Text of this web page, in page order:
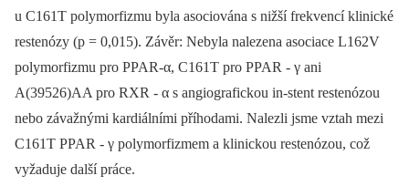
u C161T polymorfizmu byla asociována s nižší frekvencí klinické
restenózy (p = 0,015). Závěr: Nebyla nalezena asociace L162V
polymorfizmu pro PPAR‑α, C161T pro PPAR ‑⁠ γ ani
A(39526)AA pro RXR ‑⁠ α s angiografickou in‑stent restenózou
nebo závažnými kardiálními příhodami. Nalezli jsme vztah mezi
C161T PPAR ‑⁠ γ polymorfizmem a klinickou restenózou, což
vyžaduje další práce.